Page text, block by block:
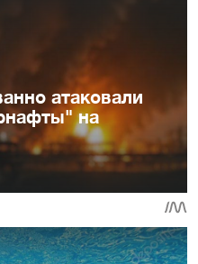
атаковали
на